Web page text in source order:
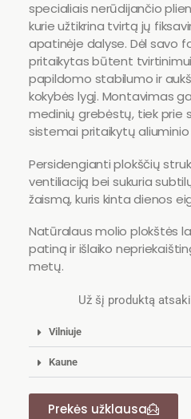
specialiais nerūdijančio
kurie užtikrina tvirtą jų
apatinėje dalyse. Dėl savo
pritaikytas būtent
papildomo stabilumo ir
kokybės lygį. Montavimas
medinių grebėstų, tiek prie
sistemai pritaikytų
Persidengianti plokščių
ventiliaciją bei sukuria
žaismą, kuris kinta dienos
Natūralaus molio plokštės
patiną ir išlaiko
metų.
Už šį produktą
Vilniuje
Kaune
Prekės užklausa